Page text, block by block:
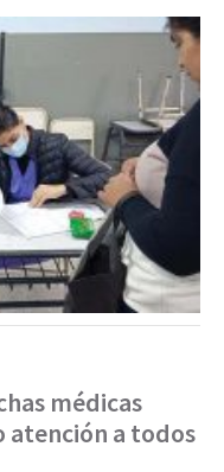
médicas
atención a todos